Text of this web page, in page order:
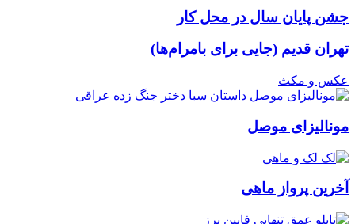
جشن پایان سال در محل کار
تهران قدیم (جایی برای بامرام‌ها)
عکس و مکث
مونالیزای موصل
آخرین پرواز ماهی